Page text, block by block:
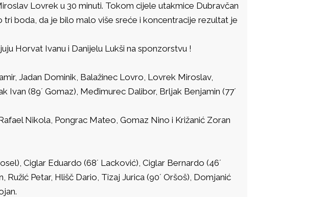
Lovrek u 30 minuti. Tokom cijele utakmice Dubravčan
boda, da je bilo malo više sreće i koncentracije rezultat je
Horvat Ivanu i Danijelu Lukši na sponzorstvu !
Jadan Dominik, Balažinec Lovro, Lovrek Miroslav,
Ivan (89´ Gomaz), Međimurec Dalibor, Brljak Benjamin (77´
Nikola, Pongrac Mateo, Gomaz Nino i Križanić Zoran
Ciglar Eduardo (68´ Lacković), Ciglar Bernardo (46´
Ružić Petar, Hlišč Dario, Tizaj Jurica (90´ Oršoš), Domjanić